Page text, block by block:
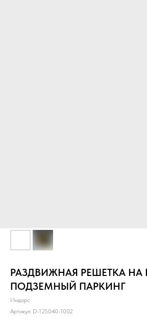
РАЗДВИЖНАЯ РЕШЕТКА НА
ПОДЗЕМНЫЙ ПАРКИНГ
Индорс
Артикул: D-125040-1002